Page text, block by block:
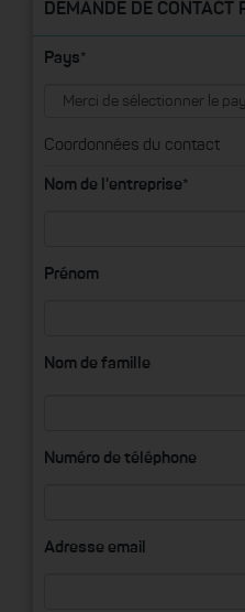
DEMANDE DE CONTACT
Pays*
Coordonnées du contact
Nom de l'entreprise*
Prénom
Nom de famille
Numéro de téléphone
Adresse email